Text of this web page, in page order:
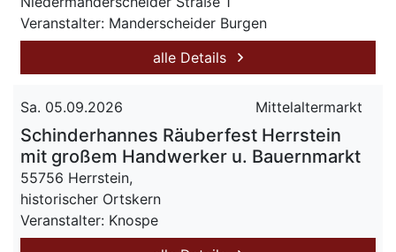
Veranstalter: Manderscheider Burgen
alle Details
Sa. 05.09.2026 Mittelaltermarkt
Schinderhannes Räuberfest Herrstein
mit großem Handwerker u. Bauernmarkt
55756 Herrstein,
historischer Ortskern
Veranstalter: Knospe